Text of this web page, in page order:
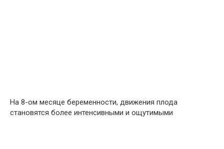
На 8-ом месяце беременности, движения плода
становятся более интенсивными и ощутимыми